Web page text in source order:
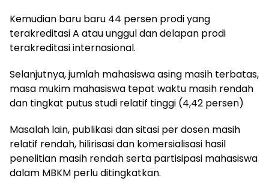
Kemudian baru baru 44 persen prodi yang
terakreditasi A atau unggul dan delapan prodi
terakreditasi internasional.
Selanjutnya, jumlah mahasiswa asing masih terbatas,
masa mukim mahasiswa tepat waktu masih rendah
dan tingkat putus studi relatif tinggi (4,42 persen)
Masalah lain, publikasi dan sitasi per dosen masih
relatif rendah, hilirisasi dan komersialisasi hasil
penelitian masih rendah serta partisipasi mahasiswa
dalam MBKM perlu ditingkatkan.